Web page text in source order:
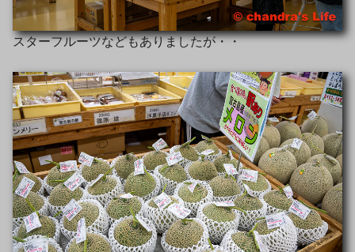
スターフルーツなどもありましたが・・